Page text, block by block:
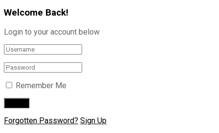
Welcome Back!
Login to your account below
Remember Me
Forgotten Password? Sign Up